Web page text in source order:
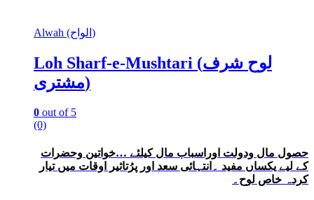
Alwah (الواح)
Loh Sharf-e-Mushtari (لوح شرف
مشتری)
0 out of 5
(0)
حصول مال ودولت اوراسباب مال کیلئے …خواتین وحضرات
کے لیے یکساں مفید ۔انتہائی سعد اور پرُتاثیر اوقات میں تیار
کردہ خاص لوح۔